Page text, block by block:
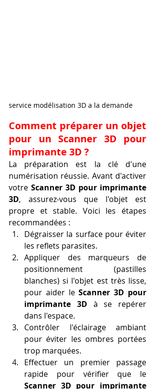
service modélisation 3D a la demande
Comment préparer un objet
pour un Scanner 3D pour
imprimante 3D ?
La préparation est la clé d'une
numérisation réussie. Avant d'activer
votre Scanner 3D pour imprimante
3D, assurez-vous que l'objet est
propre et stable. Voici les étapes
recommandées :
Dégraisser la surface pour éviter
les reflets parasites.
Appliquer des marqueurs de
positionnement (pastilles
blanches) si l'objet est très lisse,
pour aider le Scanner 3D pour
imprimante 3D à se repérer
dans l'espace.
Contrôler l'éclairage ambiant
pour éviter les ombres portées
trop marquées.
Effectuer un premier passage
Scanner 3D pour imprimante